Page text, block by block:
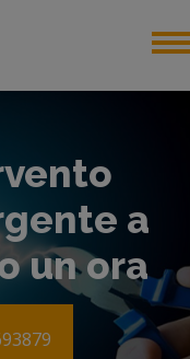
a
un ora